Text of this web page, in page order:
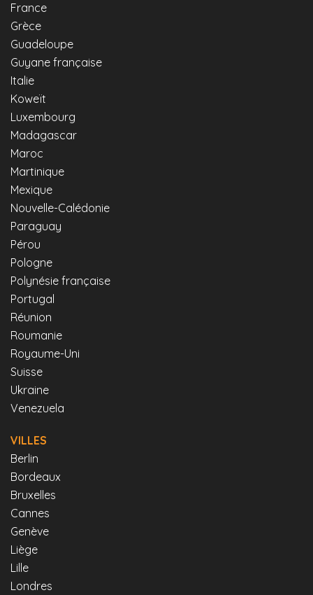
France
Grèce
Guadeloupe
Guyane française
Italie
Koweït
Luxembourg
Madagascar
Maroc
Martinique
Mexique
Nouvelle-Calédonie
Paraguay
Pérou
Pologne
Polynésie française
Portugal
Réunion
Roumanie
Royaume-Uni
Suisse
Ukraine
Venezuela
VILLES
Berlin
Bordeaux
Bruxelles
Cannes
Genève
Liège
Lille
Londres